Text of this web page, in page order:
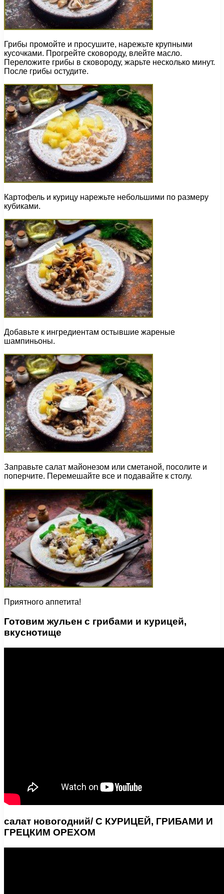
Грибы промойте и просушите, нарежьте крупными
кусочками. Прогрейте сковороду, влейте масло.
Переложите грибы в сковороду, жарьте несколько минут.
После грибы остудите.
Картофель и курицу нарежьте небольшими по размеру
кубиками.
Добавьте к ингредиентам остывшие жареные
шампиньоны.
Заправьте салат майонезом или сметаной, посолите и
поперчите. Перемешайте все и подавайте к столу.
Приятного аппетита!
Готовим жульен с грибами и курицей,
вкуснотище
салат новогодний/ С КУРИЦЕЙ, ГРИБАМИ И
ГРЕЦКИМ ОРЕХОМ